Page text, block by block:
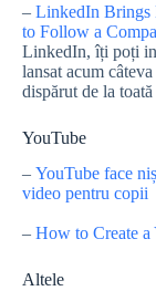
– LinkedIn Brings
to Follow a
LinkedIn, îți poți
lansat acum
dispărut de la
YouTube
– YouTube face
video pentru copii
– How to Create a
Altele